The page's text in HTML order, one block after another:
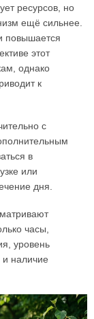
ресурсов, но
ещё сильнее.
повышается
этот
однако
к
с
в
или
дня.
часы,
уровень
наличие